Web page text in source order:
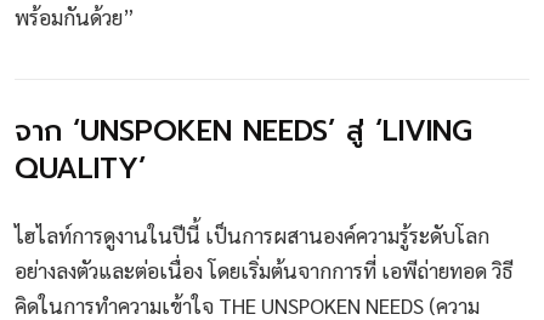
พร้อมกันด้วย”
จาก ‘UNSPOKEN NEEDS’ สู่ ‘LIVING
QUALITY’
ไฮไลท์การดูงานในปีนี้ เป็นการผสานองค์ความรู้ระดับโลก
อย่างลงตัวและต่อเนื่อง โดยเริ่มต้นจากการที่ เอพีถ่ายทอด วิธี
คิดในการทำความเข้าใจ THE UNSPOKEN NEEDS (ความ